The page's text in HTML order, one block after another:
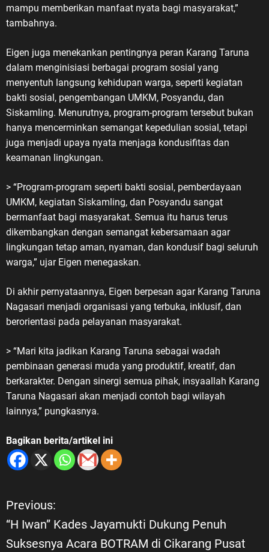
mampu memberikan manfaat nyata bagi masyarakat,”
tambahnya.
Eigen juga menekankan pentingnya peran Karang Taruna
dalam menginisiasi berbagai program sosial yang
menyentuh langsung kehidupan warga, seperti kegiatan
bakti sosial, pengembangan UMKM, Posyandu, dan
Siskamling. Menurutnya, program-program tersebut bukan
hanya mencerminkan semangat kepedulian sosial, tetapi
juga menjadi upaya nyata menjaga kondusifitas dan
keamanan lingkungan.
> “Program-program seperti bakti sosial, pemberdayaan
UMKM, kegiatan Siskamling, dan Posyandu sangat
bermanfaat bagi masyarakat. Semua itu harus terus
dikembangkan dengan semangat kebersamaan agar
lingkungan tetap aman, nyaman, dan kondusif bagi seluruh
warga,” ujar Eigen menegaskan.
Di akhir pernyataannya, Eigen berpesan agar Karang Taruna
Nagasari menjadi organisasi yang terbuka, inklusif, dan
berorientasi pada pelayanan masyarakat.
> “Mari kita jadikan Karang Taruna sebagai wadah
pembinaan generasi muda yang produktif, kreatif, dan
berkarakter. Dengan sinergi semua pihak, insyaallah Karang
Taruna Nagasari akan menjadi contoh bagi wilayah
lainnya,” pungkasnya.
Bagikan berita/artikel ini
N
a
Previous:
“H Iwan” Kades Jayamukti Dukung Penuh
Suksesnya Acara BOTRAM di Cikarang Pusat